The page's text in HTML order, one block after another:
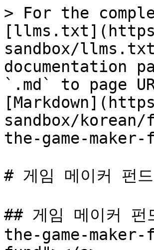
> For the
sandbox/
documentation
`.md` to page
sandbox/
the-game-
# 게임 메이커 펀드
## 게임 메이커
the-game-